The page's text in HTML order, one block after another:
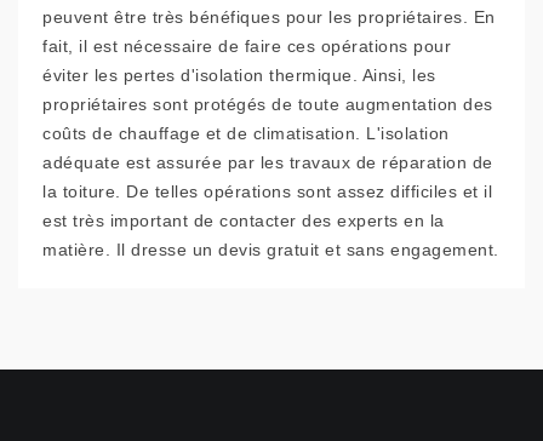
peuvent être très bénéfiques pour les propriétaires. En
fait, il est nécessaire de faire ces opérations pour
éviter les pertes d'isolation thermique. Ainsi, les
propriétaires sont protégés de toute augmentation des
coûts de chauffage et de climatisation. L'isolation
adéquate est assurée par les travaux de réparation de
la toiture. De telles opérations sont assez difficiles et il
est très important de contacter des experts en la
matière. Il dresse un devis gratuit et sans engagement.